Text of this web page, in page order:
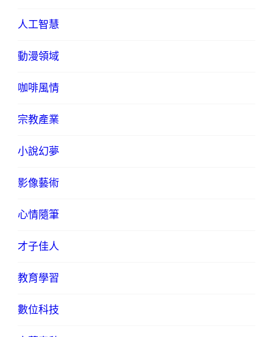
人工智慧
動漫領域
咖啡風情
宗教產業
小說幻夢
影像藝術
心情隨筆
才子佳人
教育學習
數位科技